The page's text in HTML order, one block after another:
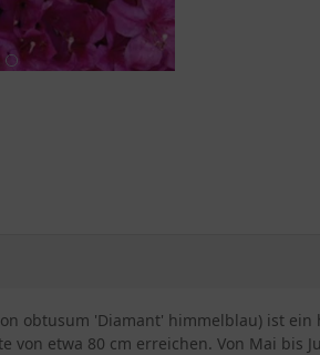
obtusum 'Diamant' himmelblau) ist
von etwa 80 cm erreichen. Von Mai